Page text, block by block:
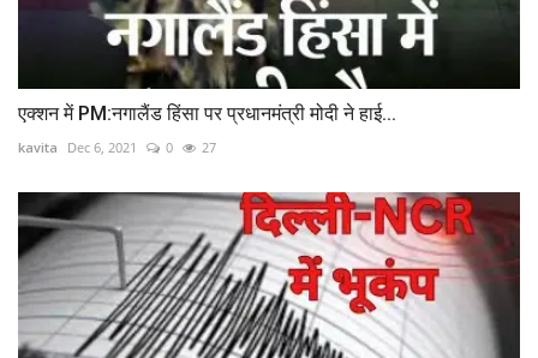
एक्शन में PM:नगालैंड हिंसा पर प्रधानमंत्री मोदी ने हाई...
kavita Dec 6, 2021 0 27